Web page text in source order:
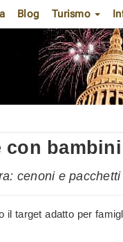
Blog Turismo
con bambini
cenoni e
il target adatto per